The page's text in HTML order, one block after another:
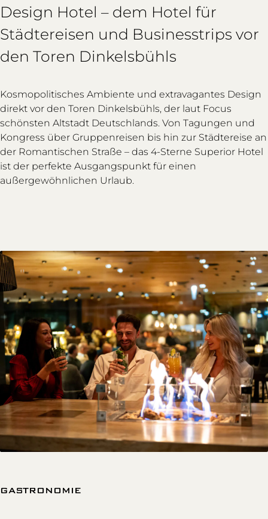
Design Hotel – dem Hotel für
Städtereisen und Businesstrips vor
den Toren Dinkelsbühls
Kosmopolitisches Ambiente und extravagantes Design
direkt vor den Toren Dinkelsbühls, der laut Focus
schönsten Altstadt Deutschlands. Von Tagungen und
Kongress über Gruppenreisen bis hin zur Städtereise an
der Romantischen Straße – das 4-Sterne Superior Hotel
ist der perfekte Ausgangspunkt für einen
außergewöhnlichen Urlaub.
GASTRONOMIE